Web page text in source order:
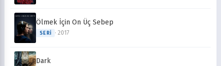
Ölmek İçin On Üç Sebep
SERI · 2017
Dark